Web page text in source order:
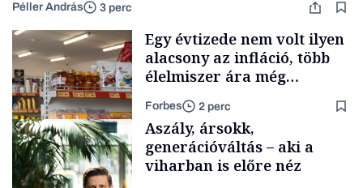
Péller András 3 perc
Egy évtizede nem volt ilyen
alacsony az infláció, több
élelmiszer ára még
rohamosan csökken is
Forbes 2 perc
Aszály, ársokk,
generációváltás – aki a
viharban is előre néz